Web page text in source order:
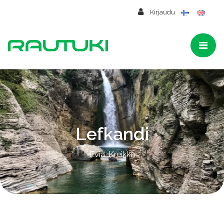
Kirjaudu
Lefkandi
Evia, Kreikka